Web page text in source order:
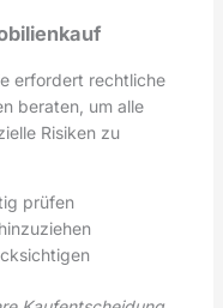
erfordert rechtliche
beraten, um alle
Risiken zu
prüfen